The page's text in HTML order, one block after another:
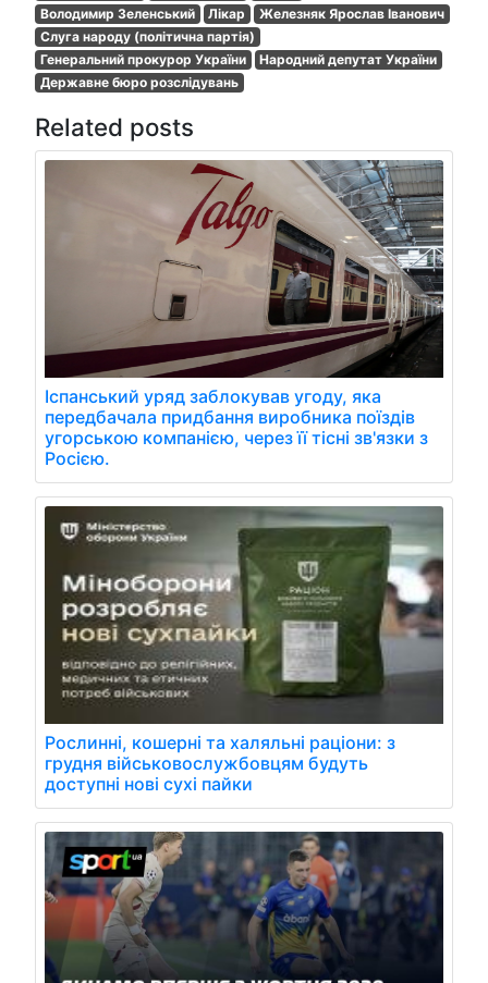
Володимир Зеленський
Лікар
Железняк Ярослав Іванович
Слуга народу (політична партія)
Генеральний прокурор України
Народний депутат України
Державне бюро розслідувань
Related posts
Іспанський уряд заблокував угоду, яка
передбачала придбання виробника поїздів
угорською компанією, через її тісні зв'язки з
Росією.
Рослинні, кошерні та халяльні раціони: з
грудня військовослужбовцям будуть
доступні нові сухі пайки